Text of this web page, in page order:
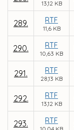
13,12 KB
289. RTF
11,6 KB
290. RTF
10,63 KB
291. RTF
28,13 KB
292. RTF
13,12 KB
293. RTF